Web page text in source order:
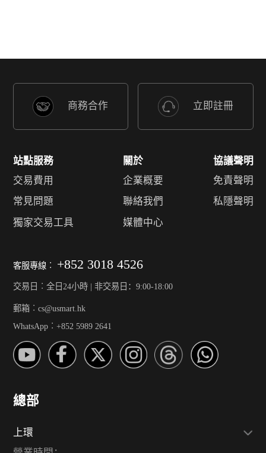
商務合作 立即註冊
站點服務
交易費用
常見問題
獨家交易工具
關於
企業概要
聯絡我們
媒體中心
協議聲明
免責聲明
私隱聲明
客服專線︰ +852 3018 4526
交易日︰全日24小時 | 非交易日：9:00-18:00
郵箱︰cs@usmart.hk
WhatsApp︰+852 5989 2641
總部
上環